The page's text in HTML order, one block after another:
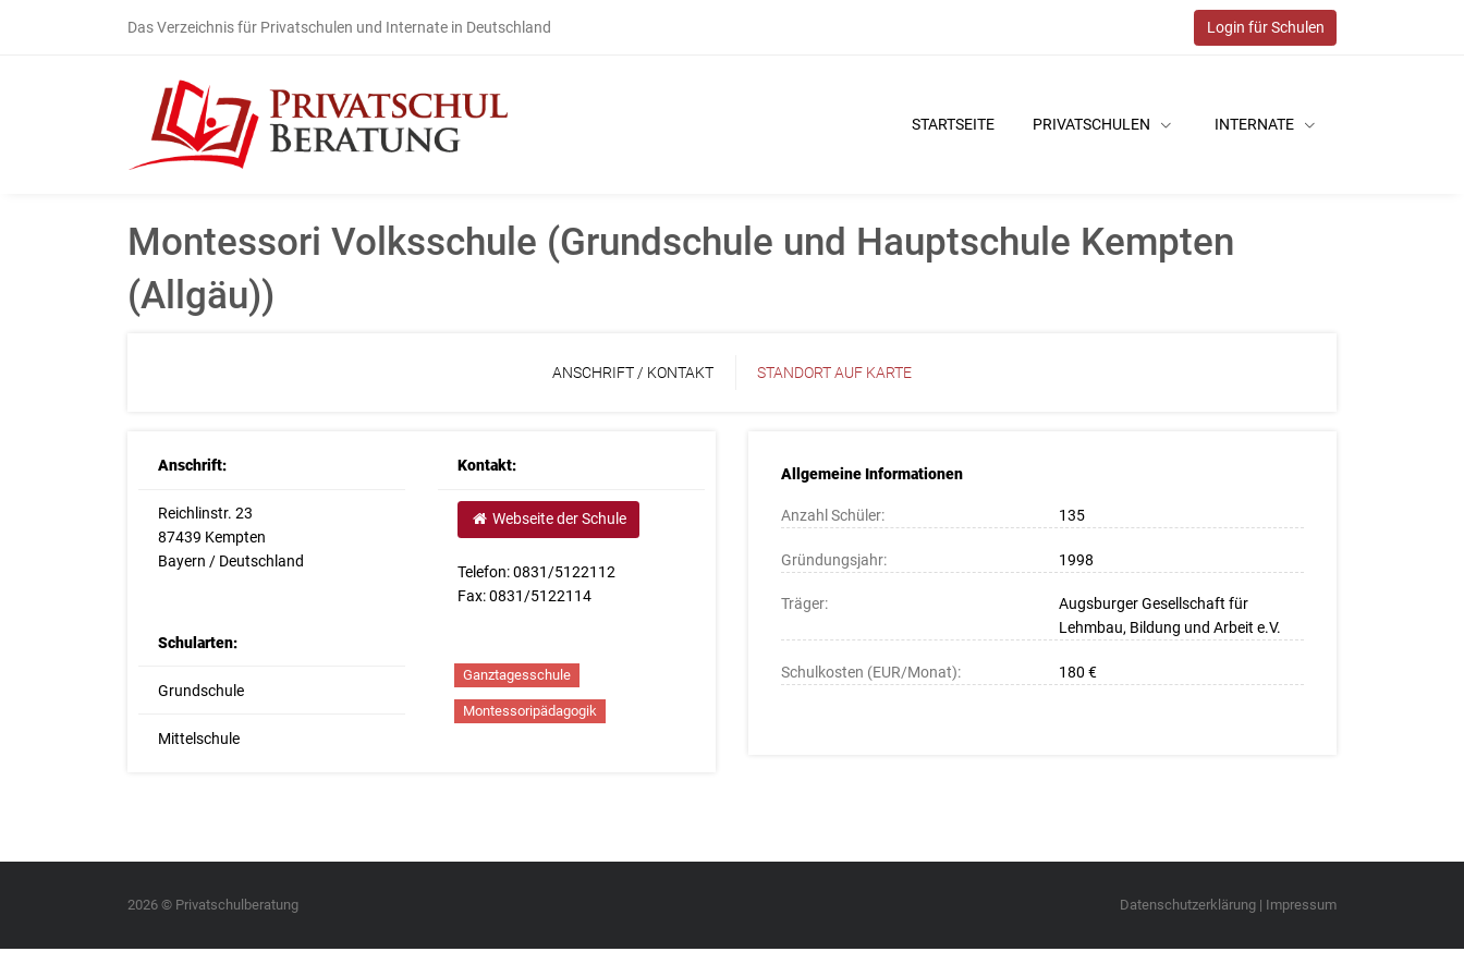
Das Verzeichnis für Privatschulen und Internate in Deutschland Login für Schulen
STARTSEITE PRIVATSCHULEN INTERNATE
Montessori Volksschule (Grundschule und Hauptschule Kempten
(Allgäu))
ANSCHRIFT / KONTAKT STANDORT AUF KARTE
Anschrift:
Reichlinstr. 23
87439 Kempten
Bayern / Deutschland
Kontakt:
Webseite der Schule
Telefon: 0831/5122112
Fax: 0831/5122114
Schularten:
Grundschule
Mittelschule
Ganztagesschule
Montessoripädagogik
Allgemeine Informationen
Anzahl Schüler: 135
Gründungsjahr: 1998
Träger:
Augsburger Gesellschaft für
Lehmbau, Bildung und Arbeit e.V.
Schulkosten (EUR/Monat): 180 €
2026 © Privatschulberatung Datenschutzerklärung | Impressum